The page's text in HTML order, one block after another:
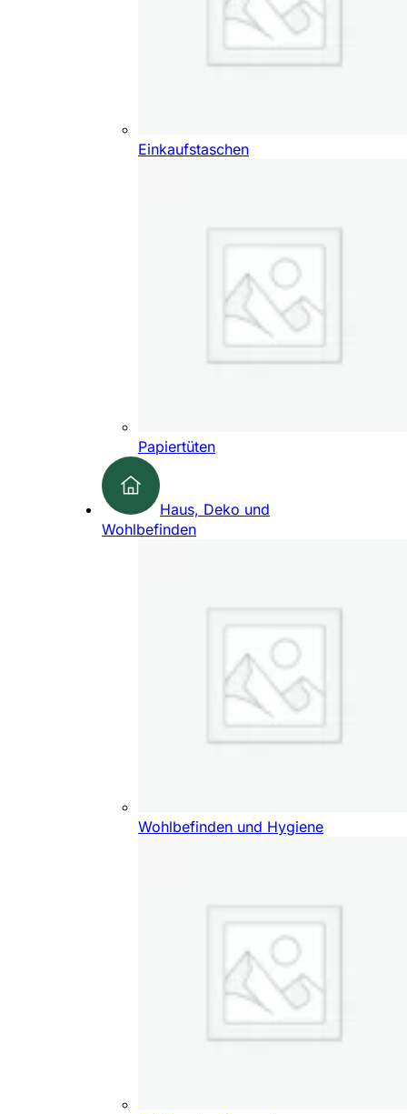
Einkaufstaschen
Papiertüten
Haus, Deko und
Wohlbefinden
Wohlbefinden und Hygiene